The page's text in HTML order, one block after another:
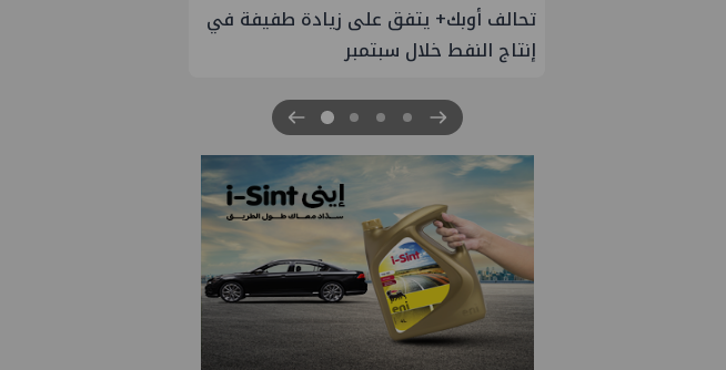
إسدال الستار على النسخة الثانية من
"منتدى مصر للطاقة والصناعة 2026" بنجاح